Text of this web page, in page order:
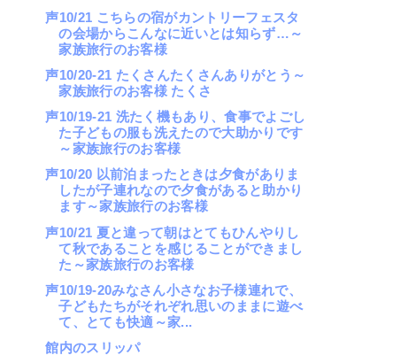
声10/21 こちらの宿がカントリーフェスタ
の会場からこんなに近いとは知らず…～
家族旅行のお客様
声10/20-21 たくさんたくさんありがとう～
家族旅行のお客様 たくさ
声10/19-21 洗たく機もあり、食事でよごし
た子どもの服も洗えたので大助かりです
～家族旅行のお客様
声10/20 以前泊まったときは夕食がありま
したが子連れなので夕食があると助かり
ます～家族旅行のお客様
声10/21 夏と違って朝はとてもひんやりし
て秋であることを感じることができまし
た～家族旅行のお客様
声10/19-20みなさん小さなお子様連れで、
子どもたちがそれぞれ思いのままに遊べ
て、とても快適～家...
館内のスリッパ